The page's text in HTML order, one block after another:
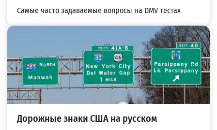
Самые часто задаваемые вопросы на DMV тестах
Дорожные знаки США на русском